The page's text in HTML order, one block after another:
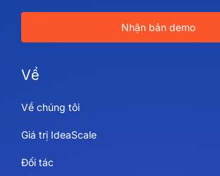
Nhận bản demo
Về
Về chúng tôi
Giá trị IdeaScale
Đối tác